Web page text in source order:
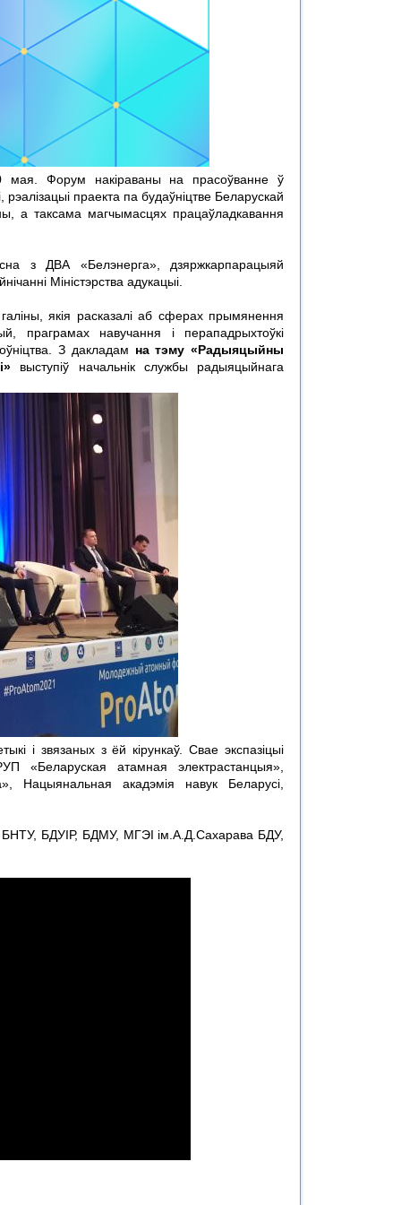
мая. Форум накіраваны на прасоўванне ў
праекта па будаўніцтве Беларускай
а таксама магчымасцях працаўладкавання
з ДВА «Белэнерга», дзяржкарпарацыяй
Міністэрства адукацыі.
якія расказалі аб сферах прымянення
праграмах навучання і перападрыхтоўкі
З дакладам на тэму «Радыяцыйны
выступіў начальнік службы радыяцыйнага
і звязаных з ёй кірункаў. Свае экспазіцыі
«Беларуская атамная электрастанцыя»,
Нацыянальная акадэмія навук Беларусі,
БДУІР, БДМУ, МГЭІ ім.А.Д.Сахарава БДУ,